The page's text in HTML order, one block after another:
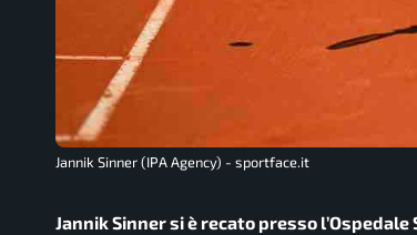
Jannik Sinner (IPA Agency) - sportface.it
Jannik Sinner si è recato presso